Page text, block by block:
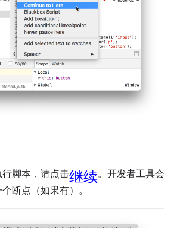
脚本，请点击继续。开发者工具会
断点（如果有）。